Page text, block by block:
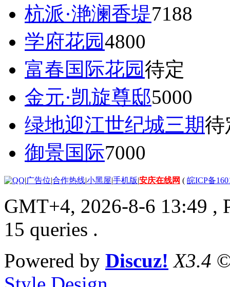
杭派·滟澜香堤7188
学府花园4800
富春国际花园待定
金元·凯旋尊邸5000
绿地迎江世纪城三期待
御景国际7000
|广告位|合作热线|小黑屋|手机版|安庆在线网 ( 皖ICP备
GMT+4, 2026-8-6 13:49 ,
15 queries .
Powered by Discuz! X3.4